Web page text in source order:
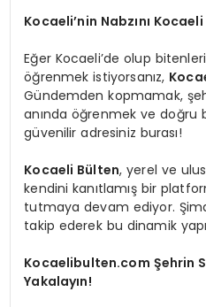
Kocaeli’nin Nabzını
Eğer Kocaeli’de olup
öğrenmek istiyorsanız,
Gündemden kopmamak,
anında öğrenmek ve doğru
güvenilir adresiniz burası!
Kocaeli Bülten, yerel ve
kendini kanıtlamış bir
tutmaya devam ediyor.
takip ederek bu dinamik
Kocaelibulten.com Şehrin
Yakalayın!